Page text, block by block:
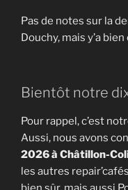
Pas de notes sur la
Douchy, mais y’a
Bientôt notre
Pour rappel, c’est
Aussi, nous avons
2026 à Châtillon-
les autres